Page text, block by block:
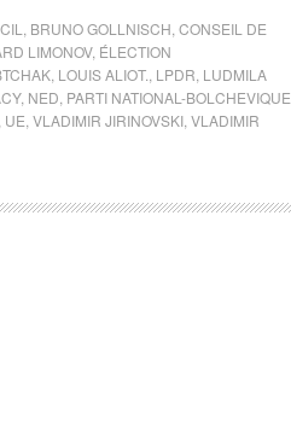
BRUNO GOLLNISCH CONSEIL DE
LIMONOV, ÉLECTION
LOUIS ALIOT. LPDR LUDMILA
, NED PARTI NATIONAL-BOLCHEVIQUE
UE VLADIMIR JIRINOVSKI VLADIMIR